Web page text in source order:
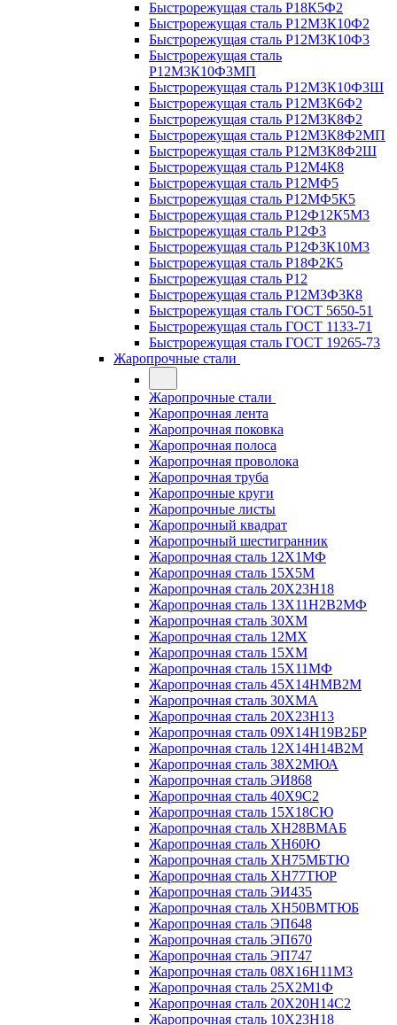
Быстрорежущая сталь Р18К5Ф2
Быстрорежущая сталь Р12М3К10Ф2
Быстрорежущая сталь Р12М3К10Ф3
Быстрорежущая сталь
Р12М3К10Ф3МП
Быстрорежущая сталь Р12М3К10Ф3Ш
Быстрорежущая сталь Р12М3К6Ф2
Быстрорежущая сталь Р12М3К8Ф2
Быстрорежущая сталь Р12М3К8Ф2МП
Быстрорежущая сталь Р12М3К8Ф2Ш
Быстрорежущая сталь Р12М4К8
Быстрорежущая сталь Р12МФ5
Быстрорежущая сталь Р12МФ5К5
Быстрорежущая сталь Р12Ф12К5М3
Быстрорежущая сталь Р12Ф3
Быстрорежущая сталь Р12Ф3К10М3
Быстрорежущая сталь Р18Ф2К5
Быстрорежущая сталь Р12
Быстрорежущая сталь Р12М3Ф3К8
Быстрорежущая сталь ГОСТ 5650-51
Быстрорежущая сталь ГОСТ 1133-71
Быстрорежущая сталь ГОСТ 19265-73
Жаропрочные стали
Жаропрочные стали
Жаропрочная лента
Жаропрочная поковка
Жаропрочная полоса
Жаропрочная проволока
Жаропрочная труба
Жаропрочные круги
Жаропрочные листы
Жаропрочный квадрат
Жаропрочный шестигранник
Жаропрочная сталь 12Х1МФ
Жаропрочная сталь 15Х5М
Жаропрочная сталь 20Х23Н18
Жаропрочная сталь 13Х11Н2В2МФ
Жаропрочная сталь 30ХМ
Жаропрочная сталь 12МХ
Жаропрочная сталь 15ХМ
Жаропрочная сталь 15Х11МФ
Жаропрочная сталь 45Х14НМВ2М
Жаропрочная сталь 30ХМА
Жаропрочная сталь 20Х23Н13
Жаропрочная сталь 09Х14Н19В2БР
Жаропрочная сталь 12Х14Н14В2М
Жаропрочная сталь 38Х2МЮА
Жаропрочная сталь ЭИ868
Жаропрочная сталь 40Х9С2
Жаропрочная сталь 15Х18СЮ
Жаропрочная сталь ХН28ВМАБ
Жаропрочная сталь ХН60Ю
Жаропрочная сталь ХН75МБТЮ
Жаропрочная сталь ХН77ТЮР
Жаропрочная сталь ЭИ435
Жаропрочная сталь ХН50ВМТЮБ
Жаропрочная сталь ЭП648
Жаропрочная сталь ЭП670
Жаропрочная сталь ЭП747
Жаропрочная сталь 08Х16Н11М3
Жаропрочная сталь 25Х2М1Ф
Жаропрочная сталь 20Х20Н14С2
Жаропрочная сталь 10Х23Н18